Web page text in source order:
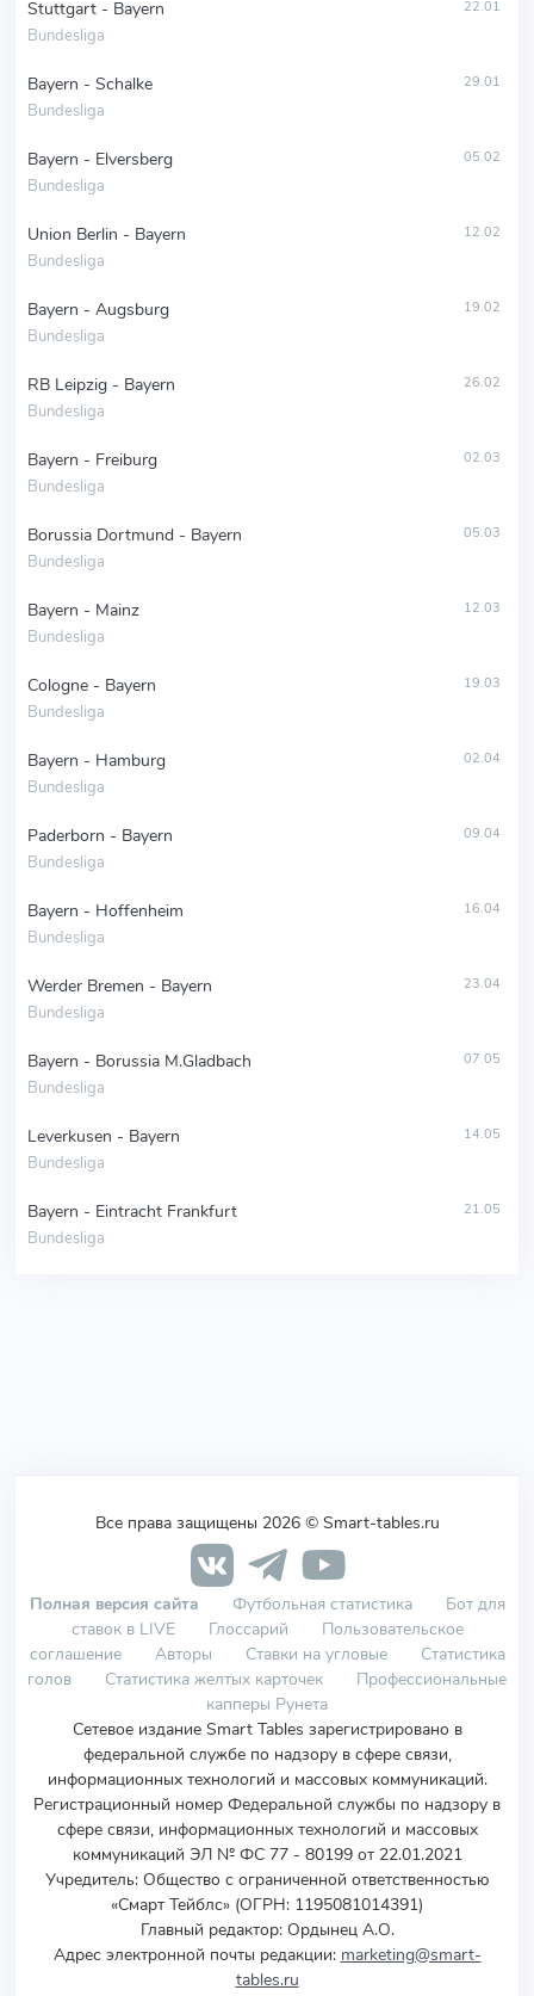
Stuttgart - Bayern
Bundesliga
22.01
Bayern - Schalke
Bundesliga
29.01
Bayern - Elversberg
Bundesliga
05.02
Union Berlin - Bayern
Bundesliga
12.02
Bayern - Augsburg
Bundesliga
19.02
RB Leipzig - Bayern
Bundesliga
26.02
Bayern - Freiburg
Bundesliga
02.03
Borussia Dortmund - Bayern
Bundesliga
05.03
Bayern - Mainz
Bundesliga
12.03
Cologne - Bayern
Bundesliga
19.03
Bayern - Hamburg
Bundesliga
02.04
Paderborn - Bayern
Bundesliga
09.04
Bayern - Hoffenheim
Bundesliga
16.04
Werder Bremen - Bayern
Bundesliga
23.04
Bayern - Borussia M.Gladbach
Bundesliga
07.05
Leverkusen - Bayern
Bundesliga
14.05
Bayern - Eintracht Frankfurt
Bundesliga
21.05
Все права защищены 2026 © Smart-tables.ru
Полная версия сайта Футбольная статистика
Бот для
ставок в LIVE
Глоссарий
Пользовательское
соглашение
Авторы Ставки на угловые
Статистика
голов
Статистика желтых карточек
Профессиональные
капперы Рунета
Сетевое издание Smart Tables зарегистрировано в
федеральной службе по надзору в сфере связи,
информационных технологий и массовых коммуникаций.
Регистрационный номер Федеральной службы по надзору в
сфере связи, информационных технологий и массовых
коммуникаций ЭЛ № ФС 77 - 80199 от 22.01.2021
Учредитель: Общество с ограниченной ответственностью
«Смарт Тейблс» (ОГРН: 1195081014391)
Главный редактор: Ордынец А.О.
Адрес электронной почты редакции: marketing@smart-
tables.ru